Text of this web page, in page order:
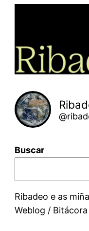
Buscar
Ribadeo e as
Weblog /